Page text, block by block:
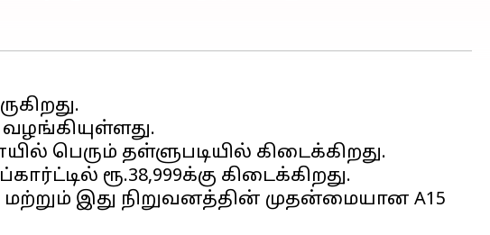
பெரும் தள்ளுபடியில் கிடைக்கிறது.
ரூ.38,999க்கு கிடைக்கிறது.
இது நிறுவனத்தின் முதன்மையான A15